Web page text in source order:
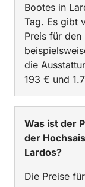
Bootes in
Tag. Es gibt
Preis für
die
193 € und
Was ist der
der
Lardos?
Die Preise